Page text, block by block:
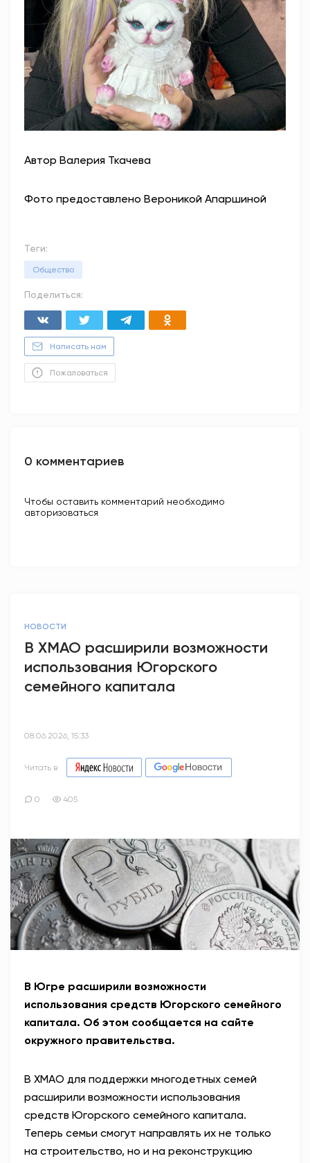
Автор Валерия Ткачева
Фото предоставлено Вероникой Апаршиной
Теги:
Общество
Поделиться:
Написать нам
Пожаловаться
0 комментариев
Чтобы оставить комментарий необходимо
авторизоваться
НОВОСТИ
В ХМАО расширили возможности
использования Югорского
семейного капитала
08.06.2026, 15:33
Читать в
0 405
В Югре расширили возможности
использования средств Югорского семейного
капитала. Об этом сообщается на сайте
окружного правительства.
В ХМАО для поддержки многодетных семей
расширили возможности использования
средств Югорского семейного капитала.
Теперь семьи смогут направлять их не только
на строительство, но и на реконструкцию